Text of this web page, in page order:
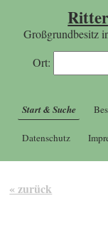
Großgrundbesitz
Ort:
Start & Suche
Datenschutz
« zurück